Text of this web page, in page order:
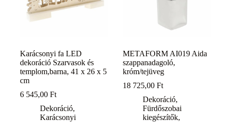
Karácsonyi fa LED
dekoráció Szarvasok és
templom,barna, 41 x 26 x 5
cm
6 545,00 Ft
Dekoráció,
Karácsonyi
METAFORM AI019 Aida
szappanadagoló,
króm/tejüveg
18 725,00Ft
Dekoráció,
Fürdőszobai
kiegészítők,